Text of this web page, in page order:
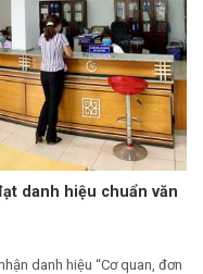
danh hiệu chuẩn văn
danh hiệu “Cơ quan, đơn